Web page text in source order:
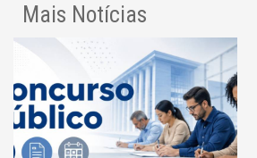
Mais Notícias